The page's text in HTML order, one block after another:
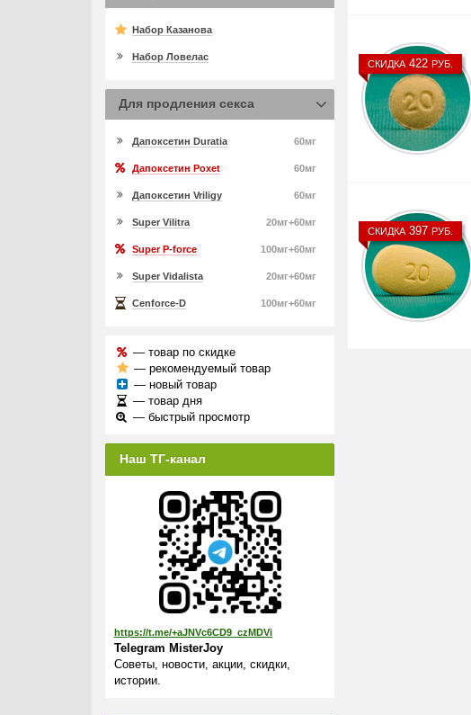
СКИДКА422 РУБ.
СКИДКА397 РУБ.
Набор Казанова
Набор Ловелас
Для продления секса
60мг
Дапоксетин Duratia
60мг
Дапоксетин Poxet
60мг
Дапоксетин Vriligy
20мг+60мг
Super Vilitra
100мг+60мг
Super P-force
20мг+60мг
Super Vidalista
100мг+60мг
Cenforce-D
— товар по скидке
— рекомендуемый товар
— новый товар
— товар дня
— быстрый просмотр
Наш ТГ-канал
https://t.me/+aJNVc6CD9_czMDVi
Telegram MisterJoy
Советы, новости, акции, скидки,
истории.